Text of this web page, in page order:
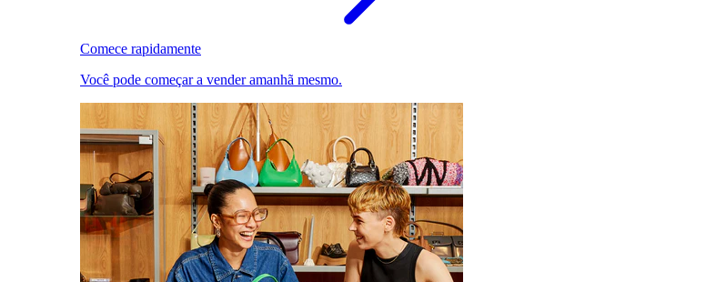
Comece rapidamente
Você pode começar a vender amanhã mesmo.